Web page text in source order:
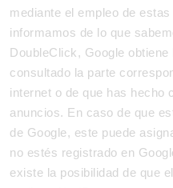
mediante el empleo de
informamos de lo que
DoubleClick, Google
consultado la parte
internet o de que has hecho
anuncios. En caso de que
de Google, este puede
no estés registrado en
existe la posibilidad de que